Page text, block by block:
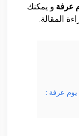
عرفة و يمكنك
المقالة.
يوم عرفة :